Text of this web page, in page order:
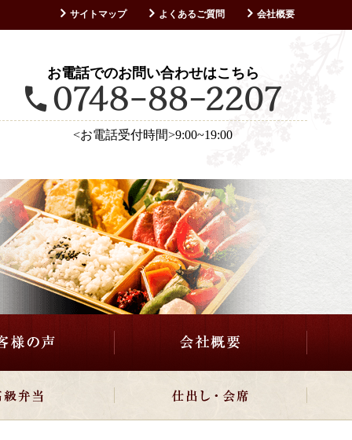
サイトマップ よくあるご質問 会社概要
お電話でのお問い合わせはこちら
<お電話受付時間>9:00~19:00